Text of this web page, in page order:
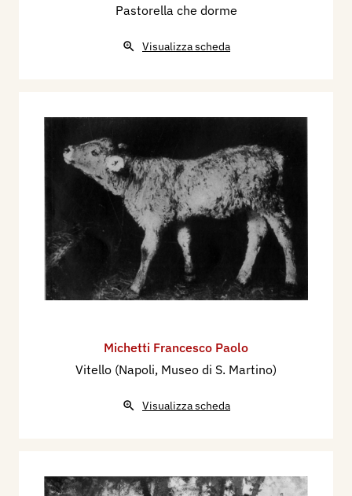
Pastorella che dorme
Visualizza scheda
Michetti Francesco Paolo
Vitello (Napoli, Museo di S. Martino)
Visualizza scheda